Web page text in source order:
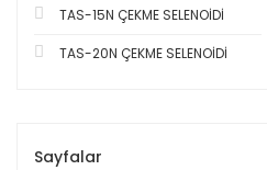
TAS-15N ÇEKME SELENOİDİ
TAS-20N ÇEKME SELENOİDİ
Sayfalar